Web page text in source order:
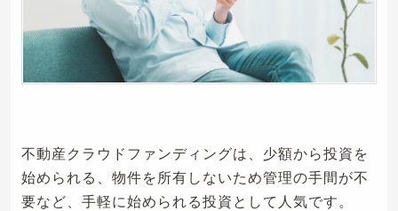
不動産クラウドファンディングは、少額から投資を
始められる、物件を所有しないため管理の手間が不
要など、手軽に始められる投資として人気です。